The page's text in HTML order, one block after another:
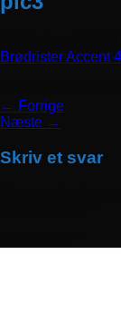
Brødrister Accent
← Forrige
Næste →
Skriv et svar